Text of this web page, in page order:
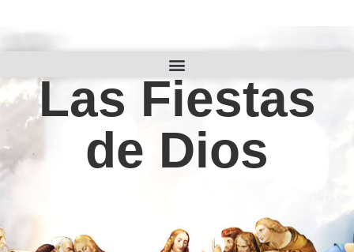
Las Fiestas
de Dios